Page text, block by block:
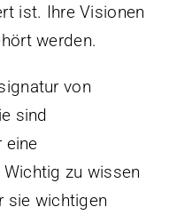
ist. Ihre Visionen
werden.
von
sind
eine
zu wissen
sie wichtigen